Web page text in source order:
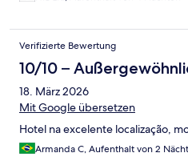
Verifizierte Bewertung
10/10 –
18. März 2026
Mit Google übersetzen
Hotel na excelente localização,
Armanda C, Aufenthalt von 2